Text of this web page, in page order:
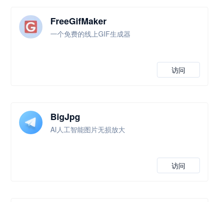
FreeGifMaker
一个免费的线上GIF生成器
访问
BigJpg
AI人工智能图片无损放大
访问